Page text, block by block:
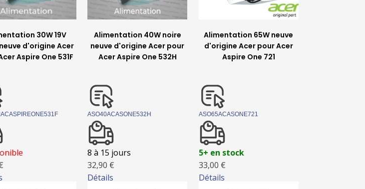
30W 19V
d'origine Acer
Aspire One 531F
Détails
Alimentation 40W noire
neuve d'origine Acer pour
Acer Aspire One 532H
ASO40ACASONE532H
8 à 15 jours
32,90 €
Détails
Alimentation 65W neuve
d'origine Acer pour Acer
Aspire One 721
ASO65ACASONE721
5+ en stock
33,00 €